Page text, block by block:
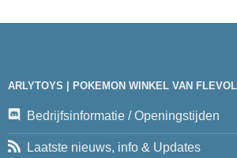
ARLYTOYS | POKEMON WINKEL VAN
Bedrijfsinformatie / Openingstijden
Laatste nieuws, info & Updates